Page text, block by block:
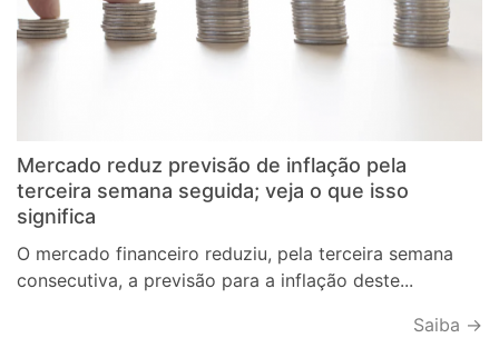
Mercado reduz previsão de inflação pela
terceira semana seguida; veja o que isso
significa
O mercado financeiro reduziu, pela terceira semana
consecutiva, a previsão para a inflação deste...
Saiba →